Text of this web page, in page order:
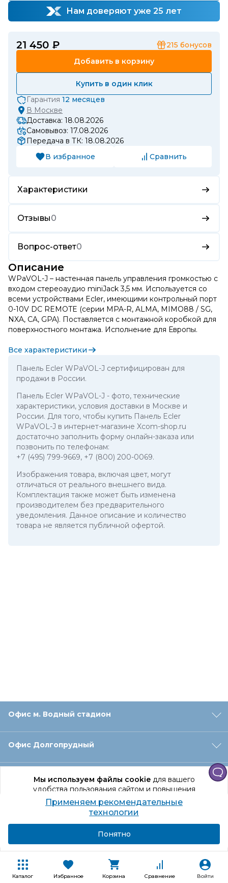
Каталог Избранное Корзина Сравнение Войти
Мы используем файлы cookieдля вашего
удобства пользования сайтом и повышения
качества рекомендаций.
Продолжая использование сайта, вы даете
согласие на обработку персональных данных
Нам доверяют уже 25 лет
21 450 ₽ 215 бонусов
Добавить в корзину
Купить в один клик
Гарантия 12 месяцев
В Москве
Доставка: 18.08.2026
Самовывоз: 17.08.2026
Передача в ТК: 18.08.2026
В избранное
Сравнить
Характеристики
Отзывы0
Вопрос-ответ0
Описание
WPaVOL-J – настенная панель управления громкостью с
входом стереоаудио miniJack 3,5 мм. Используется со
всеми устройствами Ecler, имеющими контрольный порт
0-10V DC REMOTE (серии MPA-R, ALMA, MIMO88 / SG,
NXA, CA, GPA). Поставляется с монтажной коробкой для
поверхностного монтажа. Исполнение для Европы.
Все характеристики
Панель Ecler WPaVOL-J сертифицирован для
продажи в России.
Панель Ecler WPaVOL-J - фото, технические
характеристики, условия доставки в Москве и
России. Для того, чтобы купить Панель Ecler
WPaVOL-J в интернет-магазине Xcom-shop.ru
достаточно заполнить форму онлайн-заказа или
позвонить по телефонам:
+7 (495) 799-9669, +7 (800) 200-0069.
Изображения товара, включая цвет, могут
отличаться от реального внешнего вида.
Комплектация также может быть изменена
производителем без предварительного
уведомления. Данное описание и количество
товара не является публичной офертой.
Офис м. Водный стадион
Офис Долгопрудный
Офис Санкт‑Петербург
Оформление заказа
Покупателям
Применяем рекомендательные
технологии
Понятно